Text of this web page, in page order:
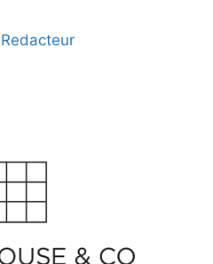
Redacteur